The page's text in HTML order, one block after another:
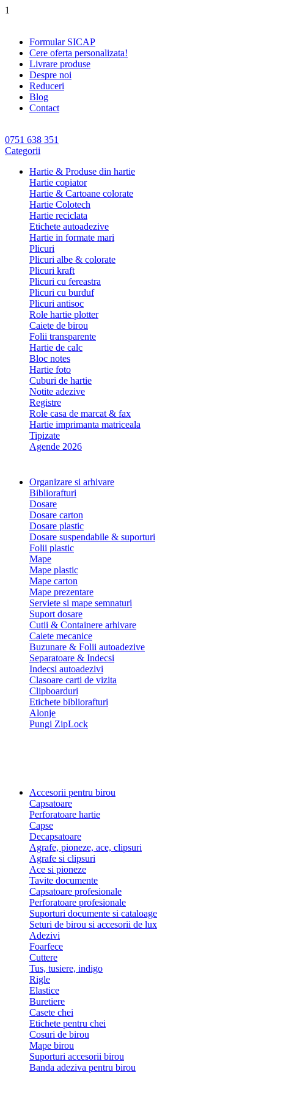
1
Formular SICAP
Cere oferta personalizata!
Livrare produse
Despre noi
Reduceri
Blog
Contact
0751 638 351
Categorii
Hartie & Produse din hartie
Hartie copiator
Hartie & Cartoane colorate
Hartie Colotech
Hartie reciclata
Etichete autoadezive
Hartie in formate mari
Plicuri
Plicuri albe & colorate
Plicuri kraft
Plicuri cu fereastra
Plicuri cu burduf
Plicuri antisoc
Role hartie plotter
Caiete de birou
Folii transparente
Hartie de calc
Bloc notes
Hartie foto
Cuburi de hartie
Notite adezive
Registre
Role casa de marcat & fax
Hartie imprimanta matriceala
Tipizate
Agende 2026
Organizare si arhivare
Bibliorafturi
Dosare
Dosare carton
Dosare plastic
Dosare suspendabile & suporturi
Folii plastic
Mape
Mape plastic
Mape carton
Mape prezentare
Serviete si mape semnaturi
Suport dosare
Cutii & Containere arhivare
Caiete mecanice
Buzunare & Folii autoadezive
Separatoare & Indecsi
Indecsi autoadezivi
Clasoare carti de vizita
Clipboarduri
Etichete bibliorafturi
Alonje
Pungi ZipLock
Accesorii pentru birou
Capsatoare
Perforatoare hartie
Capse
Decapsatoare
Agrafe, pioneze, ace, clipsuri
Agrafe si clipsuri
Ace si pioneze
Tavite documente
Capsatoare profesionale
Perforatoare profesionale
Suporturi documente si cataloage
Seturi de birou si accesorii de lux
Adezivi
Foarfece
Cuttere
Tus, tusiere, indigo
Rigle
Elastice
Buretiere
Casete chei
Etichete pentru chei
Cosuri de birou
Mape birou
Suporturi accesorii birou
Banda adeziva pentru birou